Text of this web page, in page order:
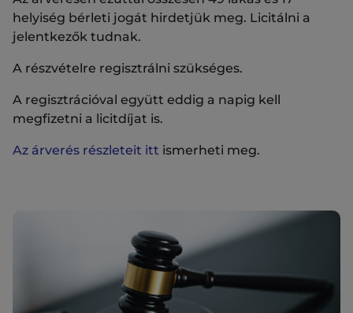
helyiség bérleti jogát hirdetjük meg. Licitálni a
jelentkezők tudnak.
A részvételre regisztrálni szükséges.
A regisztrációval együtt eddig a napig kell
megfizetni a licitdíjat is.
Az árverés részleteit itt ismerheti meg.